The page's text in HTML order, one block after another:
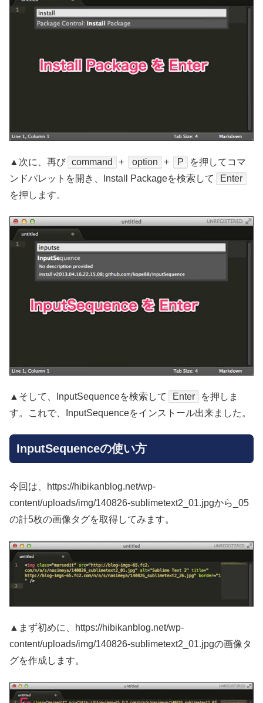
▲次に、再び command + option + P
を押してコマ
ンドパレットを開き、Install Packageを検索して
Enter
を押します。
▲そして、InputSequenceを検索して Enter
を押しま
す。これで、InputSequenceをインストール出来ました。
InputSequenceの使い方
今回は、https://hibikanblog.net/wp-
content/uploads/img/140826-sublimetext2_01.jpgから_05
の計5枚の画像タグを取得してみます。
▲まず初めに、https://hibikanblog.net/wp-
content/uploads/img/140826-sublimetext2_01.jpgの画像タ
グを作成します。